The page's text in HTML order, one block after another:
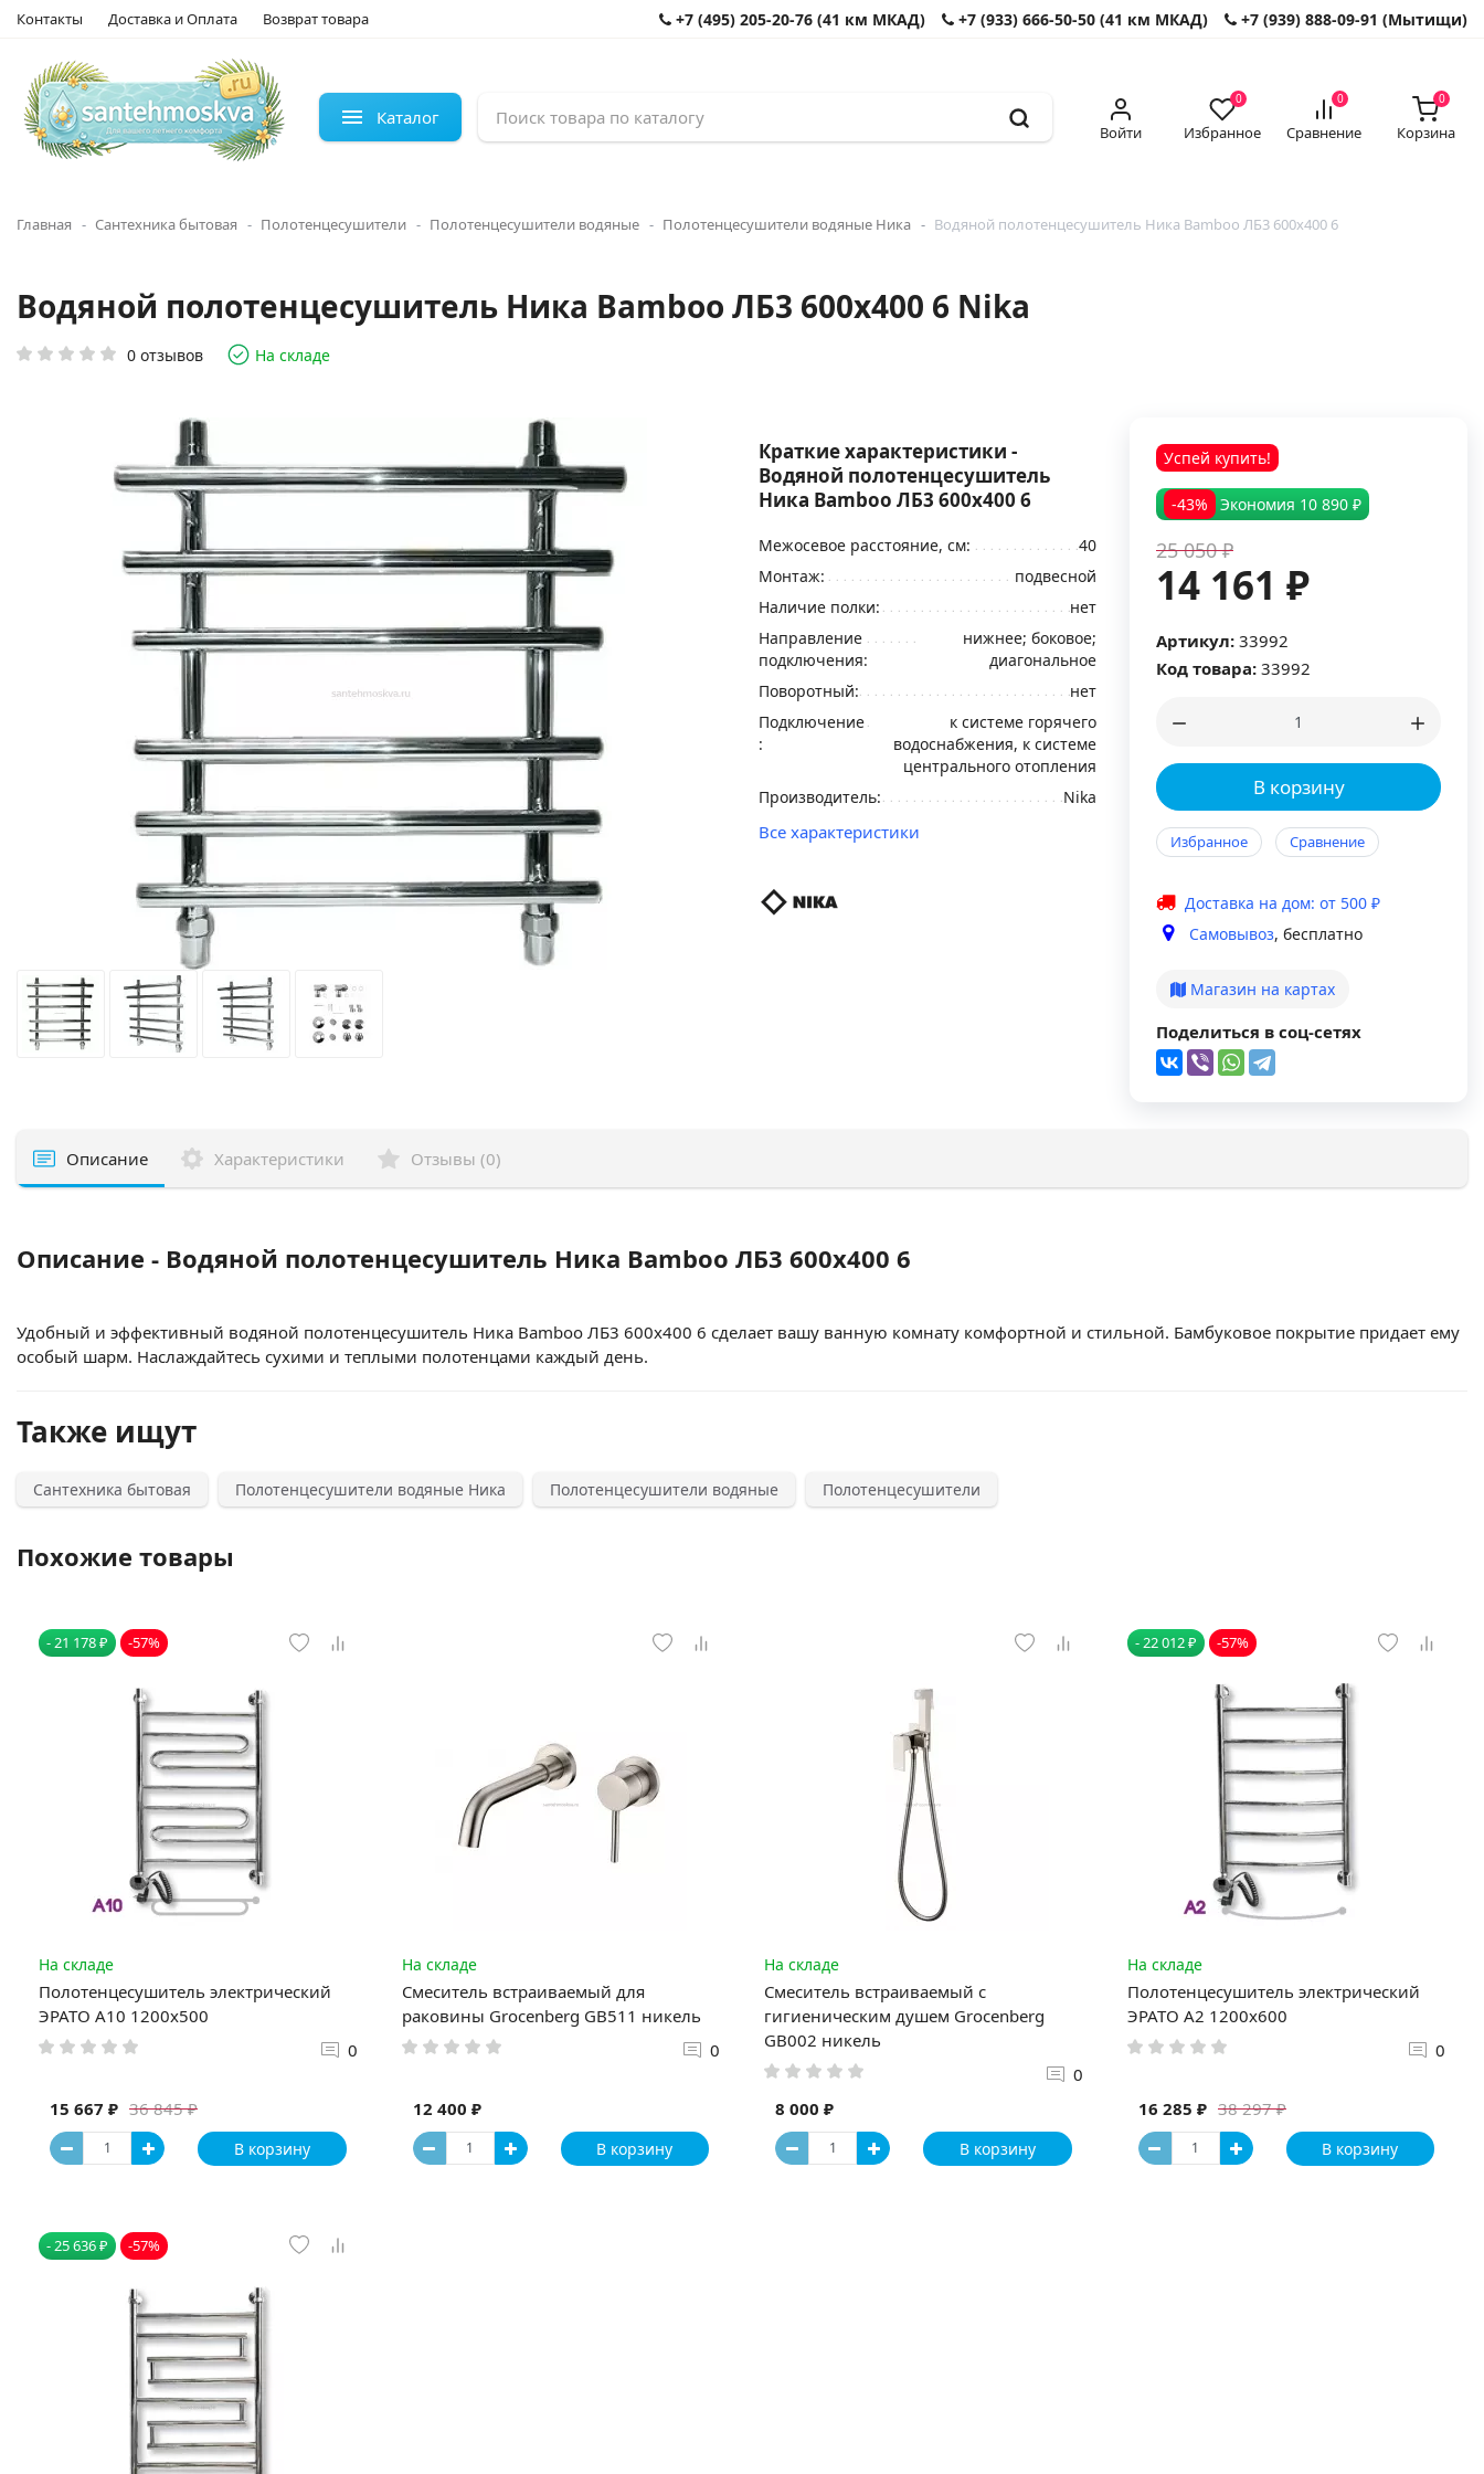
Контакты Доставка и Оплата Возврат товара +7 (495) 205-20-76 (41 км МКАД) +7 (933) 666-50-50 (41 км МКАД) +7 (939) 888-09-91 (Мытищи)
Каталог
Войти
0
Избранное
0
Сравнение
0
Корзина
Главная Сантехника бытовая Полотенцесушители Полотенцесушители водяные Полотенцесушители водяные Ника Водяной полотенцесушитель Ника Bamboo ЛБ3 600x400 6
Водяной полотенцесушитель Ника Bamboo ЛБ3 600x400 6 Nika
0 отзывов На складе
Успей купить!
-43% Экономия 10 890 ₽
25 050 ₽
14 161 ₽
Артикул: 33992
Код товара: 33992
В корзину
Избранное Сравнение
Доставка на дом: от 500 ₽
Самовывоз, бесплатно
Магазин на картах
Поделиться в соц-сетях
Краткие характеристики -
Водяной полотенцесушитель
Ника Bamboo ЛБ3 600x400 6
Межосевое расстояние, см:
40
Монтаж:
подвесной
Наличие полки:
нет
Направление
подключения:
нижнее; боковое;
диагональное
Поворотный:
нет
Подключение
:
к системе горячего
водоснабжения, к системе
центрального отопления
Производитель:
Nika
Все характеристики
Описание Характеристики Отзывы (0)
Описание - Водяной полотенцесушитель Ника Bamboo ЛБ3 600x400 6
Удобный и эффективный водяной полотенцесушитель Ника Bamboo ЛБ3 600x400 6 сделает вашу ванную комнату комфортной и стильной. Бамбуковое покрытие придает ему
особый шарм. Наслаждайтесь сухими и теплыми полотенцами каждый день.
Также ищут
Сантехника бытовая Полотенцесушители водяные Ника Полотенцесушители водяные Полотенцесушители
Похожие товары
- 21 178 ₽ -57%
На складе
Полотенцесушитель электрический
ЭРАТО А10 1200x500
0
36 845 ₽
15 667 ₽
В корзину
На складе
Смеситель встраиваемый для
раковины Grocenberg GB511 никель
0
12 400 ₽
В корзину
На складе
Смеситель встраиваемый с
гигиеническим душем Grocenberg
GB002 никель
0
8 000 ₽
В корзину
- 22 012 ₽ -57%
На складе
Полотенцесушитель электрический
ЭРАТО А2 1200x600
0
38 297 ₽
16 285 ₽
В корзину
- 25 636 ₽ -57%